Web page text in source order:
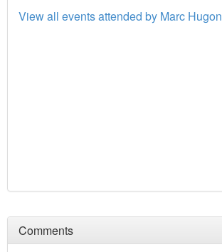
View all events attended by Marc Hugon
Comments